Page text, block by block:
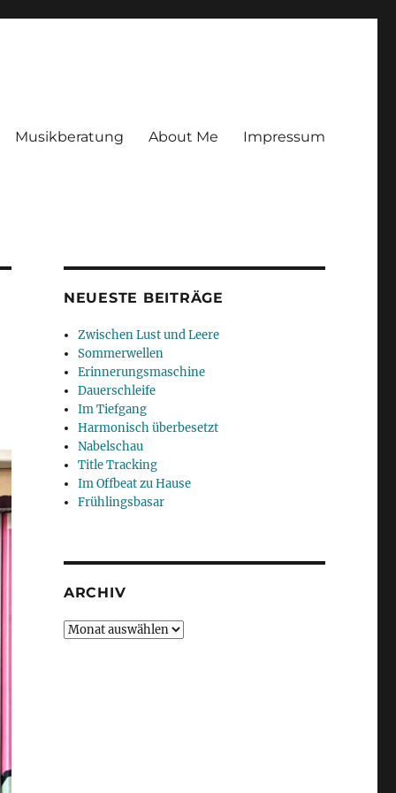
Musikberatung About Me Impressum
NEUESTE BEITRÄGE
Zwischen Lust und Leere
Sommerwellen
Erinnerungsmaschine
Dauerschleife
Im Tiefgang
Harmonisch überbesetzt
Nabelschau
Title Tracking
Im Offbeat zu Hause
Frühlingsbasar
ARCHIV
Archiv